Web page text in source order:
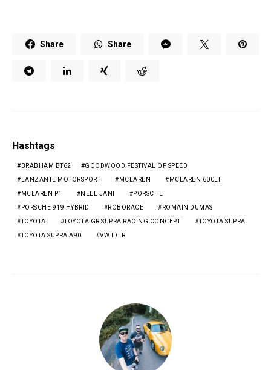
Share Share
Hashtags
BRABHAM BT62 GOODWOOD FESTIVAL OF SPEED
LANZANTE MOTORSPORT MCLAREN MCLAREN 600LT
MCLAREN P1 NEEL JANI PORSCHE
PORSCHE 919 HYBRID ROBORACE ROMAIN DUMAS
TOYOTA TOYOTA GR SUPRA RACING CONCEPT TOYOTA SUPRA
TOYOTA SUPRA A90 VW ID. R